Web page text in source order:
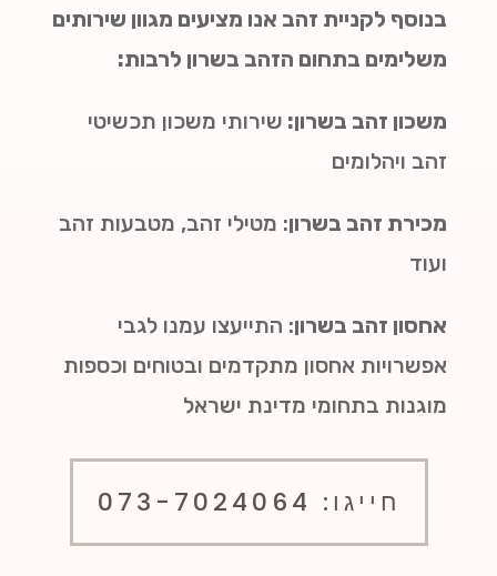
בנוסף לקניית זהב אנו מציעים מגוון שירותים
משלימים בתחום הזהב בשרון לרבות:
משכון זהב בשרון: שירותי משכון תכשיטי
זהב ויהלומים
מכירת זהב בשרון: מטילי זהב, מטבעות זהב
ועוד
אחסון זהב בשרון: התייעצו עמנו לגבי
אפשרויות אחסון מתקדמים ובטוחים וכספות
מוגנות בתחומי מדינת ישראל
חייגו: 073-7024064